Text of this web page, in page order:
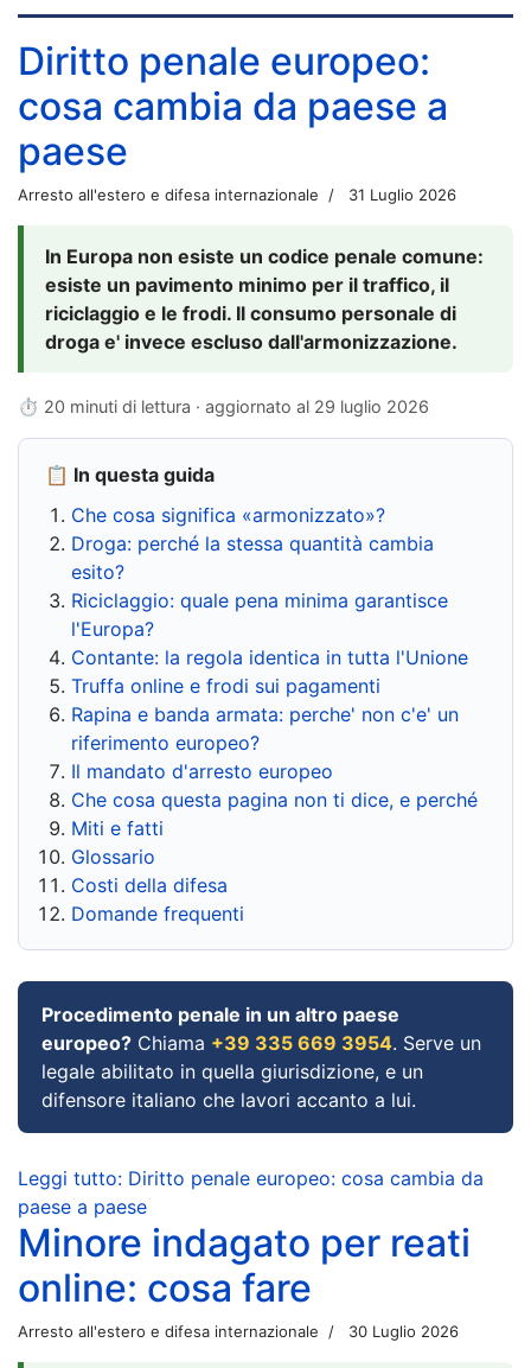
Diritto penale europeo:
cosa cambia da paese a
paese
Arresto all'estero e difesa internazionale 31 Luglio 2026
In Europa non esiste un codice penale comune:
esiste un pavimento minimo per il traffico, il
riciclaggio e le frodi. Il consumo personale di
droga e' invece escluso dall'armonizzazione.
⏱ 20 minuti di lettura · aggiornato al 29 luglio 2026
📋 In questa guida
Che cosa significa «armonizzato»?
Droga: perché la stessa quantità cambia
esito?
Riciclaggio: quale pena minima garantisce
l'Europa?
Contante: la regola identica in tutta l'Unione
Truffa online e frodi sui pagamenti
Rapina e banda armata: perche' non c'e' un
riferimento europeo?
Il mandato d'arresto europeo
Che cosa questa pagina non ti dice, e perché
Miti e fatti
Glossario
Costi della difesa
Domande frequenti
Procedimento penale in un altro paese
europeo? Chiama +39 335 669 3954. Serve un
legale abilitato in quella giurisdizione, e un
difensore italiano che lavori accanto a lui.
Leggi tutto: Diritto penale europeo: cosa cambia da
paese a paese
Minore indagato per reati
online: cosa fare
Arresto all'estero e difesa internazionale 30 Luglio 2026